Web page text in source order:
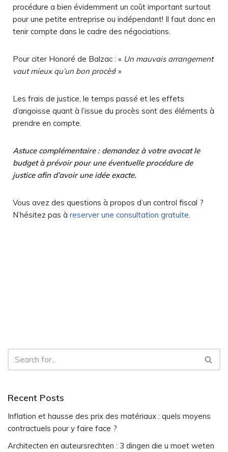
procédure a bien évidemment un coût important surtout
pour une petite entreprise ou indépendant! Il faut donc en
tenir compte dans le cadre des négociations.
Pour citer Honoré de Balzac : « Un mauvais arrangement
vaut mieux qu’un bon procès! »
Les frais de justice, le temps passé et les effets
d’angoisse quant à l’issue du procès sont des éléments à
prendre en compte.
Astuce complémentaire : demandez à votre avocat le
budget à prévoir pour une éventuelle procédure de
justice afin d’avoir une idée exacte.
Vous avez des questions à propos d’un control fiscal ?
N’hésitez pas à reserver une consultation gratuite
Recent Posts
Inflation et hausse des prix des matériaux : quels moyens
contractuels pour y faire face ?
Architecten en auteursrechten : 3 dingen die u moet weten